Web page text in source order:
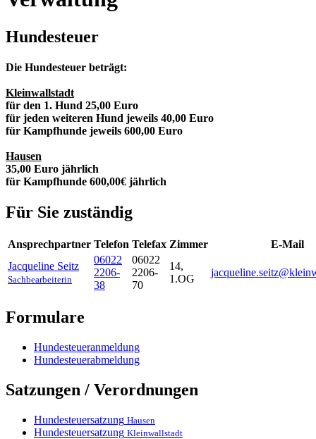
Hundesteuer
Die Hundesteuer beträgt:
Kleinwallstadt
für den 1. Hund 25,00 Euro
für jeden weiteren Hund jeweils 40,00 Euro
für Kampfhunde jeweils 600,00 Euro
Hausen
35,00 Euro jährlich
für Kampfhunde 600,00€ jährlich
Für Sie zuständig
Ansprechpartner Telefon Telefax Zimmer
E-Mail
Jacqueline Seitz
Sachbearbeiterin
06022
2206-
38
06022
2206-
70
14,
1.OG
Formulare
Hundesteueranmeldung
Hundesteuerabmeldung
Satzungen / Verordnungen
Hundesteuersatzung Hausen
Hundesteuersatzung Kleinwallstadt